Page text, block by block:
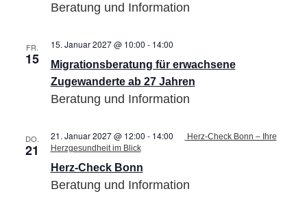
Beratung und Information
FR.
15
Migrationsberatung für erwachsene
Zugewanderte ab 27 Jahren
15. Januar 2027 @ 10:00 - 14:00
erwachsene
ab
27
Beratung und Information
DO.
21
Herz-Check Bonn
21. Januar 2027 @ 12:00 - 14:00
Herz-Check Bonn – Ihre
Herzgesundheit im Blick
Beratung und Information